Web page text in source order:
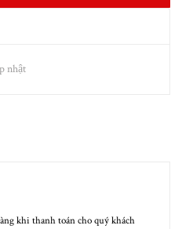
nhật
khi thanh toán cho quý khách